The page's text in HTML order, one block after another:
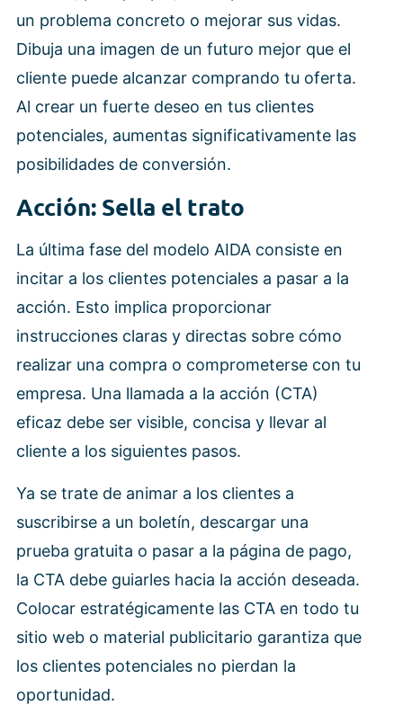
un problema concreto o mejorar sus vidas.
Dibuja una imagen de un futuro mejor que el
cliente puede alcanzar comprando tu oferta.
Al crear un fuerte deseo en tus clientes
potenciales, aumentas significativamente las
posibilidades de conversión.
Acción: Sella el trato
La última fase del modelo AIDA consiste en
incitar a los clientes potenciales a pasar a la
acción. Esto implica proporcionar
instrucciones claras y directas sobre cómo
realizar una compra o comprometerse con tu
empresa. Una llamada a la acción (CTA)
eficaz debe ser visible, concisa y llevar al
cliente a los siguientes pasos.
Ya se trate de animar a los clientes a
suscribirse a un boletín, descargar una
prueba gratuita o pasar a la página de pago,
la CTA debe guiarles hacia la acción deseada.
Colocar estratégicamente las CTA en todo tu
sitio web o material publicitario garantiza que
los clientes potenciales no pierdan la
oportunidad.